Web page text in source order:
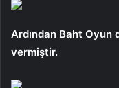
Ardından Baht
vermiştir.